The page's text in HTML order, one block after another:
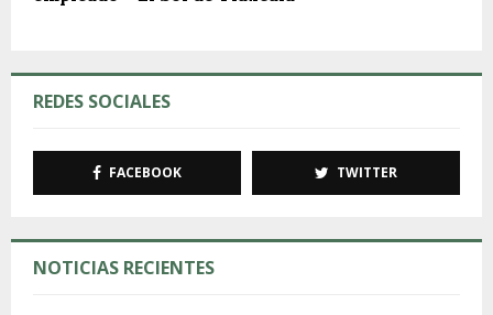
REDES SOCIALES
FACEBOOK TWITTER
NOTICIAS RECIENTES